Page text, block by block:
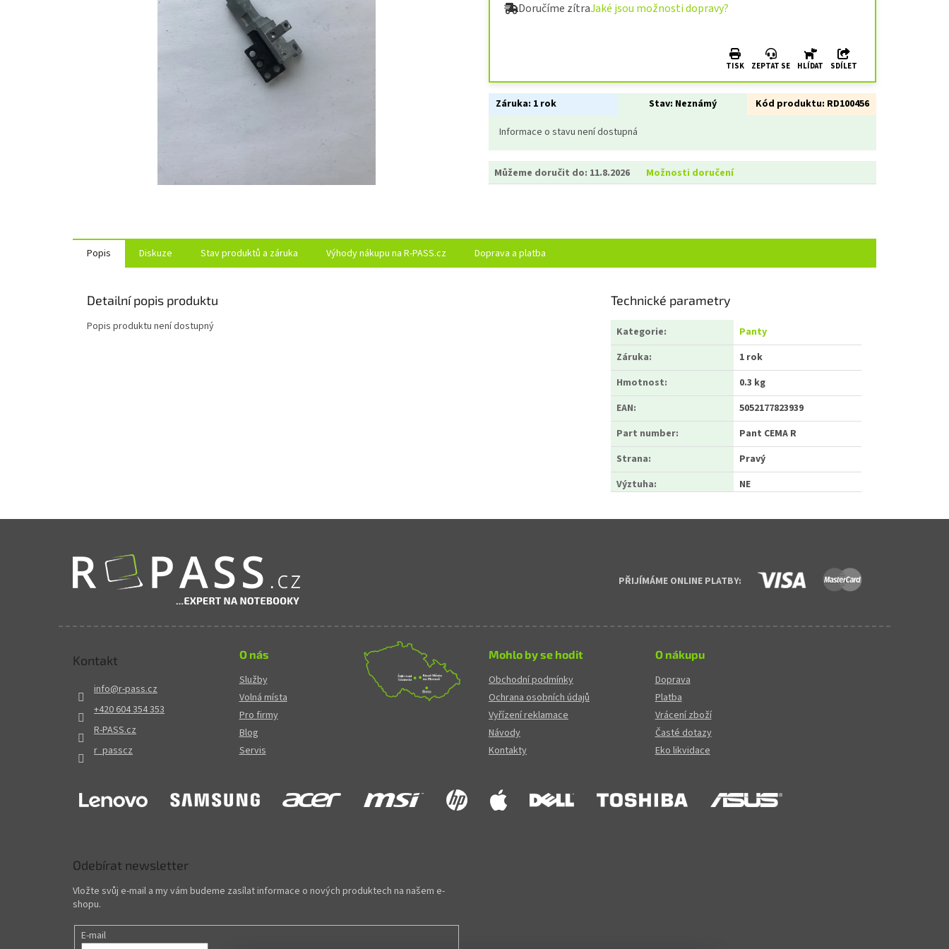
Doručíme zítraJaké jsou možnosti dopravy?
TISK ZEPTAT SE HLÍDAT SDÍLET
Záruka: 1 rok Stav: Neznámý Kód produktu: RD100456
Informace o stavu není dostupná
Můžeme doručit do: 11.8.2026 Možnosti doručení
Popis Diskuze Stav produktů a záruka Výhody nákupu na R-PASS.cz Doprava a platba
Detailní popis produktu
Popis produktu není dostupný
Technické parametry
Kategorie:
Panty
Záruka:
1 rok
Hmotnost:
0.3 kg
EAN:
5052177823939
Part number:
Pant CEMA R
Strana:
Pravý
Výztuha: NE
PŘIJÍMÁME ONLINE PLATBY:
Kontakt
info@r-pass.cz
+420 604 354 353
R-PASS.cz
r_passcz
O nás
Služby
Volná místa
Pro firmy
Blog
Servis
Mohlo by se hodit
Obchodní podmínky
Ochrana osobních údajů
Vyřízení reklamace
Návody
Kontakty
O nákupu
Doprava
Platba
Vrácení zboží
Časté dotazy
Eko likvidace
Odebírat newsletter
Vložte svůj e-mail a my vám budeme zasílat informace o nových produktech na našem e-
shopu.
E-mail